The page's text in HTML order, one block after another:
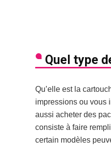
Quel type
Qu’elle est la
impressions ou vous
aussi acheter des
consiste à faire
certain modèles